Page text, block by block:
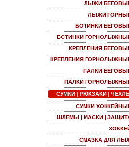
ЛЫЖИ
ЛЫЖИ
БОТИНКИ
БОТИНКИ
КРЕПЛЕНИЯ
КРЕПЛЕНИЯ
ПАЛКИ
ПАЛКИ
СУМКИ | РЮКЗАКИ |
СУМКИ
ШЛЕМЫ | МАСКИ |
СМАЗКА ДЛЯ